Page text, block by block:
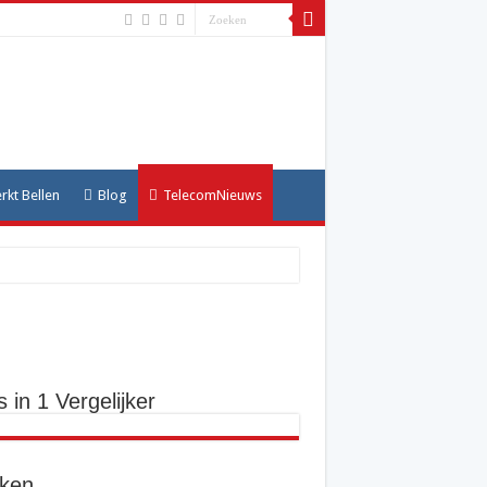
Bellen Blog TelecomNieuws
in 1 Vergelijker